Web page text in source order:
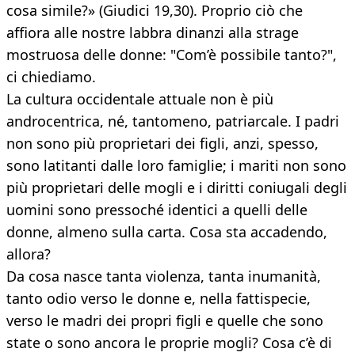
cosa simile?» (Giudici 19,30). Proprio ciò che
affiora alle nostre labbra dinanzi alla strage
mostruosa delle donne: "Com’è possibile tanto?",
ci chiediamo.
La cultura occidentale attuale non è più
androcentrica, né, tantomeno, patriarcale. I padri
non sono più proprietari dei figli, anzi, spesso,
sono latitanti dalle loro famiglie; i mariti non sono
più proprietari delle mogli e i diritti coniugali degli
uomini sono pressoché identici a quelli delle
donne, almeno sulla carta. Cosa sta accadendo,
allora?
Da cosa nasce tanta violenza, tanta inumanità,
tanto odio verso le donne e, nella fattispecie,
verso le madri dei propri figli e quelle che sono
state o sono ancora le proprie mogli? Cosa c’è di